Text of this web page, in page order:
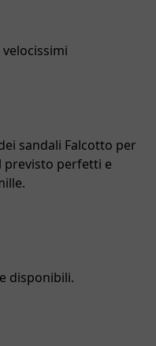
sandali Falcotto per
previsto perfetti e
disponibili.